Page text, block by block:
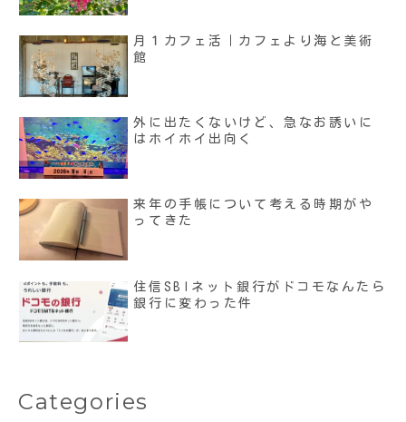
月１カフェ活｜カフェより海と美術
館
外に出たくないけど、急なお誘いに
はホイホイ出向く
来年の手帳について考える時期がや
ってきた
住信SBIネット銀行がドコモなんたら
銀行に変わった件
Categories